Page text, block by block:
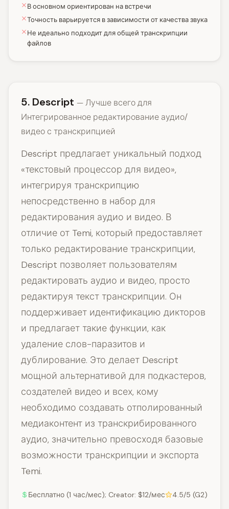
В основном ориентирован на встречи
Точность варьируется в зависимости от качества звука
Не идеально подходит для общей транскрипции
файлов
5. Descript — Лучше всего для
Интегрированное редактирование аудио/
видео с транскрипцией
Descript предлагает уникальный подход
«текстовый процессор для видео»,
интегрируя транскрипцию
непосредственно в набор для
редактирования аудио и видео. В
отличие от Temi, который предоставляет
только редактирование транскрипции,
Descript позволяет пользователям
редактировать аудио и видео, просто
редактируя текст транскрипции. Он
поддерживает идентификацию дикторов
и предлагает такие функции, как
удаление слов-паразитов и
дублирование. Это делает Descript
мощной альтернативой для подкастеров,
создателей видео и всех, кому
необходимо создавать отполированный
медиаконтент из транскрибированного
аудио, значительно превосходя базовые
возможности транскрипции и экспорта
Temi.
Бесплатно (1 час/мес); Creator: $12/мес 4.5/5 (G2)